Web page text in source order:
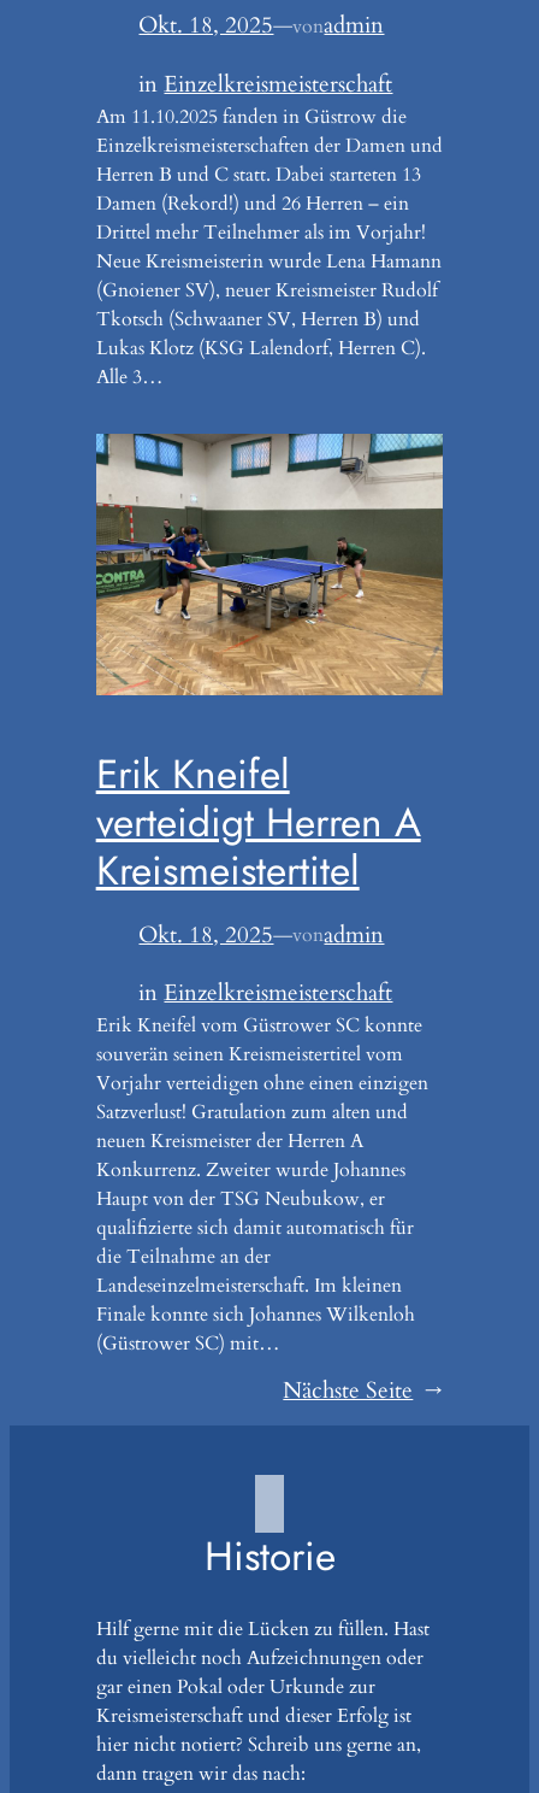
Okt. 18, 2025—vonadmin
inEinzelkreismeisterschaft
Am 11.10.2025 fanden in Güstrow die
Einzelkreismeisterschaften der Damen und
Herren B und C statt. Dabei starteten 13
Damen (Rekord!) und 26 Herren – ein
Drittel mehr Teilnehmer als im Vorjahr!
Neue Kreismeisterin wurde Lena Hamann
(Gnoiener SV), neuer Kreismeister Rudolf
Tkotsch (Schwaaner SV, Herren B) und
Lukas Klotz (KSG Lalendorf, Herren C).
Alle 3…
Erik Kneifel
verteidigt Herren A
Kreismeistertitel
Okt. 18, 2025—vonadmin
inEinzelkreismeisterschaft
Erik Kneifel vom Güstrower SC konnte
souverän seinen Kreismeistertitel vom
Vorjahr verteidigen ohne einen einzigen
Satzverlust! Gratulation zum alten und
neuen Kreismeister der Herren A
Konkurrenz. Zweiter wurde Johannes
Haupt von der TSG Neubukow, er
qualifizierte sich damit automatisch für
die Teilnahme an der
Landeseinzelmeisterschaft. Im kleinen
Finale konnte sich Johannes Wilkenloh
(Güstrower SC) mit…
Nächste Seite →
Historie
Hilf gerne mit die Lücken zu füllen. Hast
du vielleicht noch Aufzeichnungen oder
gar einen Pokal oder Urkunde zur
Kreismeisterschaft und dieser Erfolg ist
hier nicht notiert? Schreib uns gerne an,
dann tragen wir das nach: